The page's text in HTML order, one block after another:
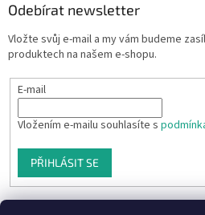
Odebírat newsletter
Vložte svůj e-mail a my vám budeme
produktech na našem e-shopu.
E-mail
Vložením e-mailu souhlasíte s
PŘIHLÁSIT SE